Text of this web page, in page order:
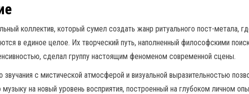
коллектив, который сумел создать жанр ритуального пост-метала,
в единое целое. Их творческий путь, наполненный философскими
сделал группу настоящим феноменом современной сцены.
звучания с мистической атмосферой и визуальной выразительностью
на новый уровень восприятия, построенный на глубоком личном